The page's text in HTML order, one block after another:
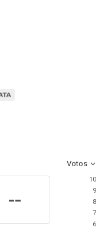
Votos
--
10
9
8
7
6